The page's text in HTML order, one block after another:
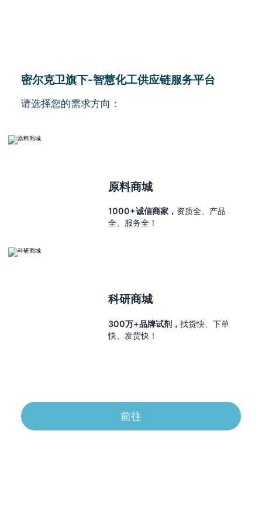
密尔克卫旗下-智慧化工供应链服务平台
请选择您的需求方向：
原料商城
1000+诚信商家， 资质全、产品
全、服务全！
科研商城
300万+品牌试剂，找货快、下单
快、发货快！
前往